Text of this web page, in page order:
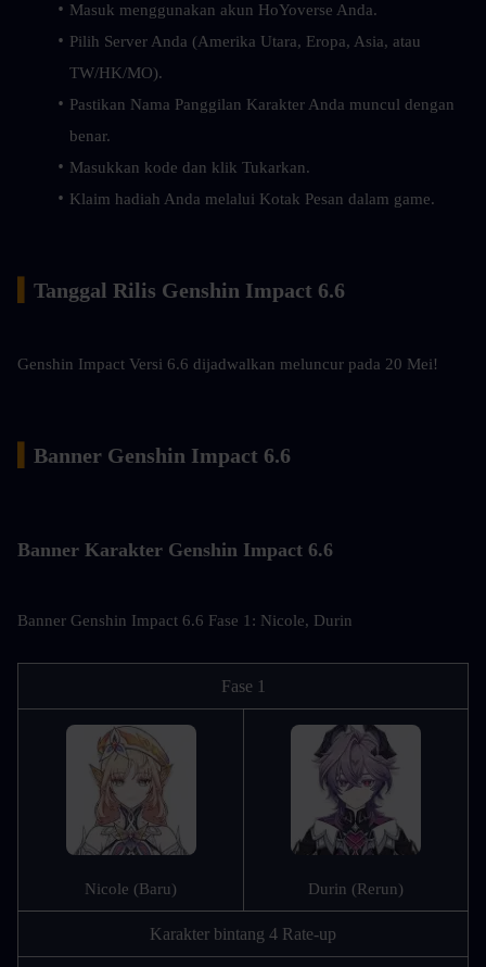
Masuk menggunakan akun HoYoverse Anda.
Pilih Server Anda (Amerika Utara, Eropa, Asia, atau
TW/HK/MO).
Pastikan Nama Panggilan Karakter Anda muncul dengan
benar.
Masukkan kode dan klik Tukarkan.
Klaim hadiah Anda melalui Kotak Pesan dalam game.
Tanggal Rilis Genshin Impact 6.6
Genshin Impact Versi 6.6 dijadwalkan meluncur pada 20 Mei!
Banner Genshin Impact 6.6
Banner Karakter Genshin Impact 6.6
Banner Genshin Impact 6.6 Fase 1: Nicole, Durin
Fase 1
Nicole (Baru) Durin (Rerun)
Karakter bintang 4 Rate-up